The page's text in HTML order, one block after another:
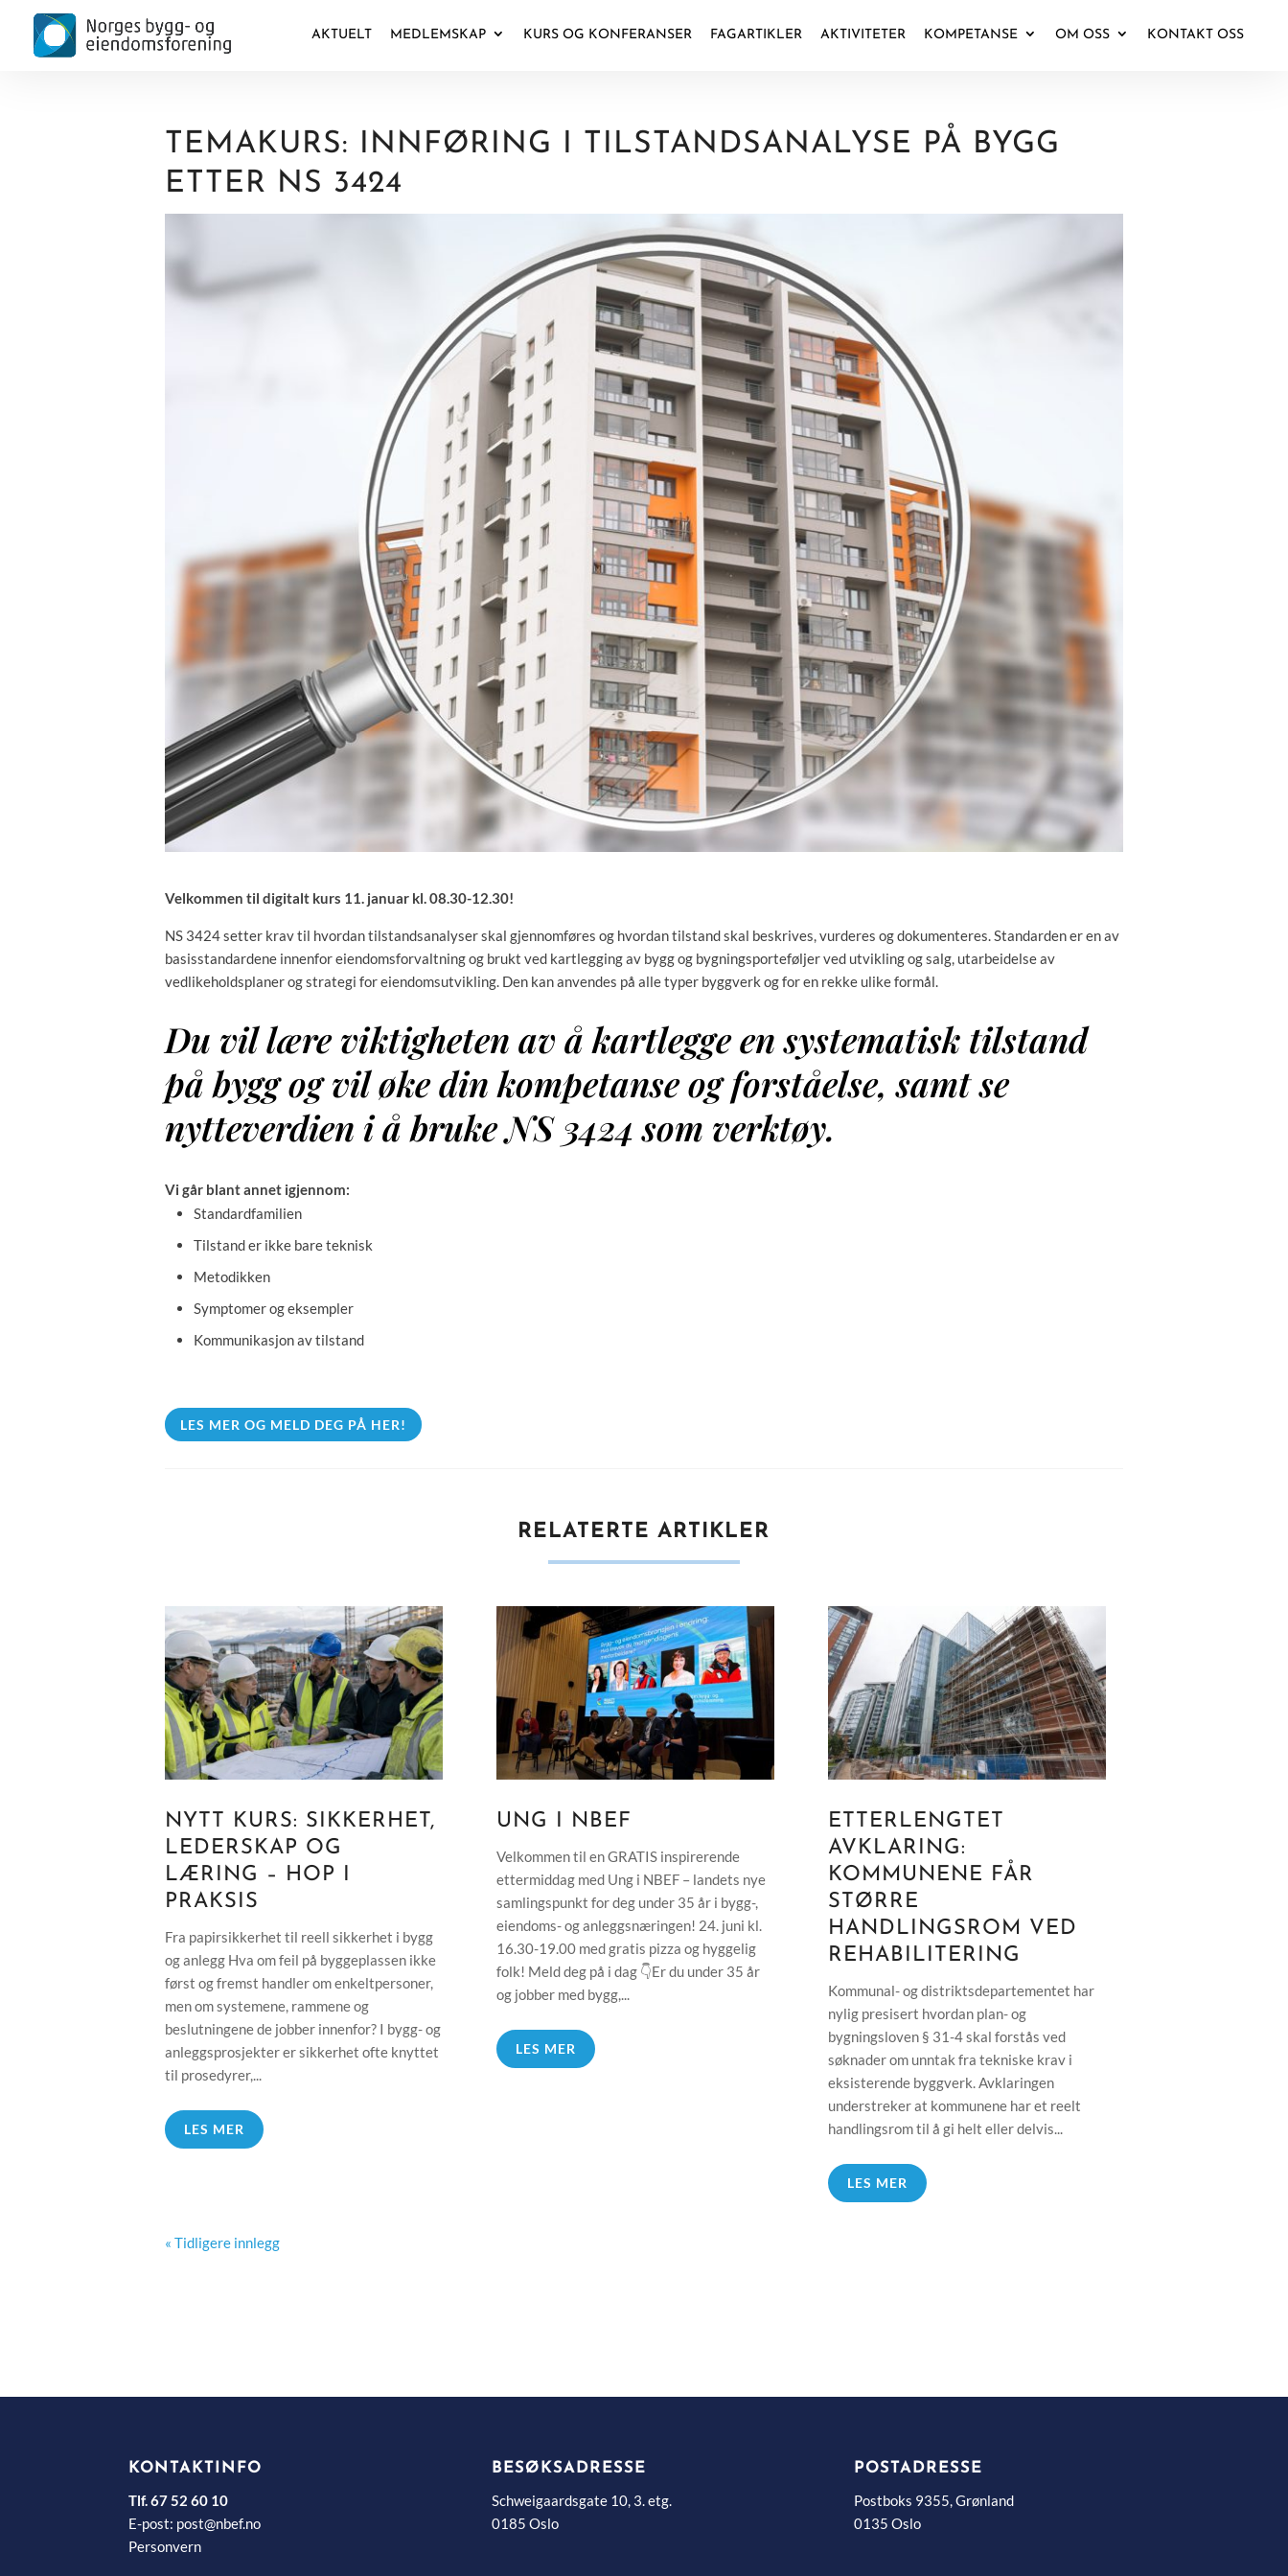
AKTUELT MEDLEMSKAP KURS OG KONFERANSER FAGARTIKLER AKTIVITETER KOMPETANSE OM OSS KONTAKT OSS
TEMAKURS: INNFØRING I TILSTANDSANALYSE PÅ BYGG
ETTER NS 3424
Velkommen til digitalt kurs 11. januar kl. 08.30-12.30!
NS 3424 setter krav til hvordan tilstandsanalyser skal gjennomføres og hvordan tilstand skal beskrives, vurderes og dokumenteres. Standarden er en av
basisstandardene innenfor eiendomsforvaltning og brukt ved kartlegging av bygg og bygningsporteføljer ved utvikling og salg, utarbeidelse av
vedlikeholdsplaner og strategi for eiendomsutvikling. Den kan anvendes på alle typer byggverk og for en rekke ulike formål.
Du vil lære viktigheten av å kartlegge en systematisk tilstand
på bygg og vil øke din kompetanse og forståelse, samt se
nytteverdien i å bruke NS 3424 som verktøy.
Vi går blant annet igjennom:
Standardfamilien
Tilstand er ikke bare teknisk
Metodikken
Symptomer og eksempler
Kommunikasjon av tilstand
LES MER OG MELD DEG PÅ HER!
RELATERTE ARTIKLER
NYTT KURS: SIKKERHET,
LEDERSKAP OG
LÆRING – HOP I
PRAKSIS
Fra papirsikkerhet til reell sikkerhet i bygg
og anlegg Hva om feil på byggeplassen ikke
først og fremst handler om enkeltpersoner,
men om systemene, rammene og
beslutningene de jobber innenfor? I bygg- og
anleggsprosjekter er sikkerhet ofte knyttet
til prosedyrer,...
LES MER
UNG I NBEF
Velkommen til en GRATIS inspirerende
ettermiddag med Ung i NBEF – landets nye
samlingspunkt for deg under 35 år i bygg-,
eiendoms- og anleggsnæringen! 24. juni kl.
16.30-19.00 med gratis pizza og hyggelig
folk! Meld deg på i dag 👇Er du under 35 år
og jobber med bygg,...
LES MER
ETTERLENGTET
AVKLARING:
KOMMUNENE FÅR
STØRRE
HANDLINGSROM VED
REHABILITERING
Kommunal- og distriktsdepartementet har
nylig presisert hvordan plan- og
bygningsloven § 31-4 skal forstås ved
søknader om unntak fra tekniske krav i
eksisterende byggverk. Avklaringen
understreker at kommunene har et reelt
handlingsrom til å gi helt eller delvis...
LES MER
« Tidligere innlegg
KONTAKTINFO
Tlf. 67 52 60 10
E-post: post@nbef.no
Personvern
BESØKSADRESSE
Schweigaardsgate 10, 3. etg.
0185 Oslo
POSTADRESSE
Postboks 9355, Grønland
0135 Oslo